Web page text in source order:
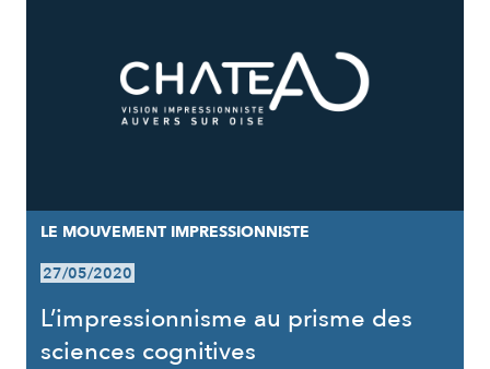
LE MOUVEMENT IMPRESSIONNISTE
27/05/2020
L’impressionnisme au prisme des
sciences cognitives